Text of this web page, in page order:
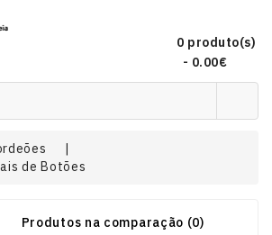
- 0.00€
de Botões
Produtos na comparação (0)